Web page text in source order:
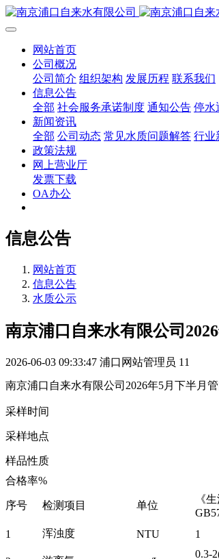
网站首页
公司概况
公司简介 组织架构 发展历程 联系我们
信息公告
全部 社会服务承诺制度 通知公告 停水
新闻资讯
全部 公司动态 常见水质问题解答 行业
政策法规
网上营业厅
发票下载
OA办公
信息公告
网站首页
信息公告
水质公示
南京浦口自来水有限公司
2026-06-03 09:33:47 浦口网站管理员 11
南京浦口自来水有限公司2026年5月下半月
采样时间
采样地点
样品性质
合格率%
序号 检测项目 单位
《
1 浑浊度 NTU 1
0.3-